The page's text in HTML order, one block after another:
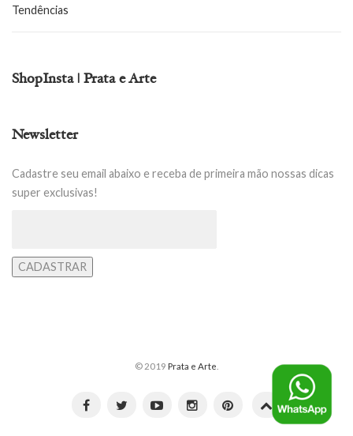
Tendências
ShopInsta | Prata e Arte
Newsletter
Cadastre seu email abaixo e receba de primeira mão nossas dicas
super exclusivas!
© 2019 Prata e Arte